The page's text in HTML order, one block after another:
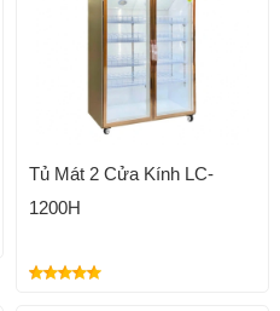
Tủ Mát 2 Cửa Kính LC-
1200H